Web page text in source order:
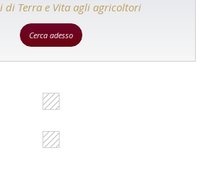
di Terra e Vita agli agricoltori
Cerca adesso